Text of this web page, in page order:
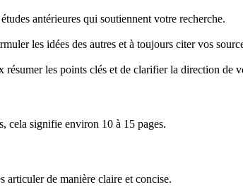
antérieures qui soutiennent votre recherche.
les idées des autres et à toujours citer vos
les points clés et de clarifier la direction de
cela signifie environ 10 à 15 pages.
articuler de manière claire et concise.